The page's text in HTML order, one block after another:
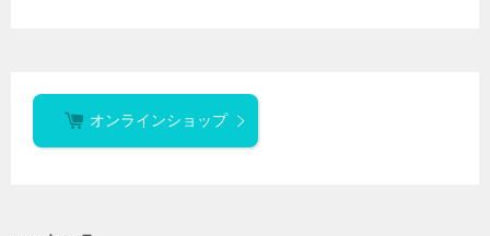
オンラインショップ